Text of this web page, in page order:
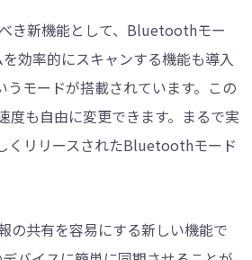
き新機能として、Bluetoothモー
効率的にスキャンする機能も導入
モードが搭載されています。この
度も自由に変更できます。まるで実
くリリースされたBluetoothモード
共有を容易にする新しい機能で